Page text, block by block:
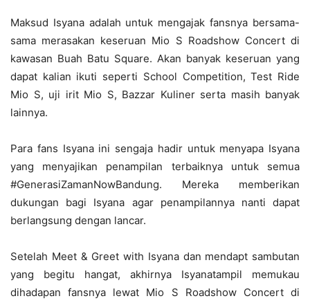
Maksud Isyana adalah untuk mengajak fansnya bersama-
sama merasakan keseruan Mio S Roadshow Concert di
kawasan Buah Batu Square. Akan banyak keseruan yang
dapat kalian ikuti seperti School Competition, Test Ride
Mio S, uji irit Mio S, Bazzar Kuliner serta masih banyak
lainnya.
Para fans Isyana ini sengaja hadir untuk menyapa Isyana
yang menyajikan penampilan terbaiknya untuk semua
#GenerasiZamanNowBandung. Mereka memberikan
dukungan bagi Isyana agar penampilannya nanti dapat
berlangsung dengan lancar.
Setelah Meet & Greet with Isyana dan mendapt sambutan
yang begitu hangat, akhirnya Isyanatampil memukau
dihadapan fansnya lewat Mio S Roadshow Concert di